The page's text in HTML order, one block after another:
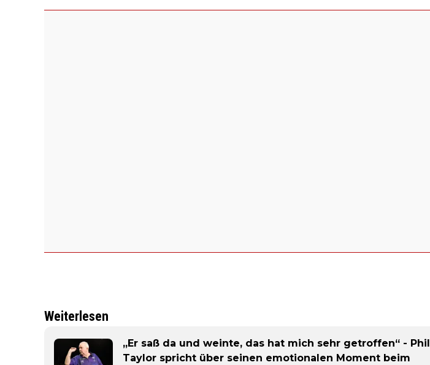
Weiterlesen
„Er saß da und weinte, das hat mich sehr getroffen“ - Phil
Taylor spricht über seinen emotionalen Moment beim